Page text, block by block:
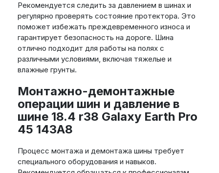
Рекомендуется следить за давлением в шинах и
регулярно проверять состояние протектора. Это
поможет избежать преждевременного износа и
гарантирует безопасность на дороге. Шина
отлично подходит для работы на полях с
различными условиями, включая тяжелые и
влажные грунты.
Монтажно-демонтажные
операции шин и давление в
шине 18.4 r38 Galaxy Earth Pro
45 143A8
Процесс монтажа и демонтажа шины требует
специального оборудования и навыков.